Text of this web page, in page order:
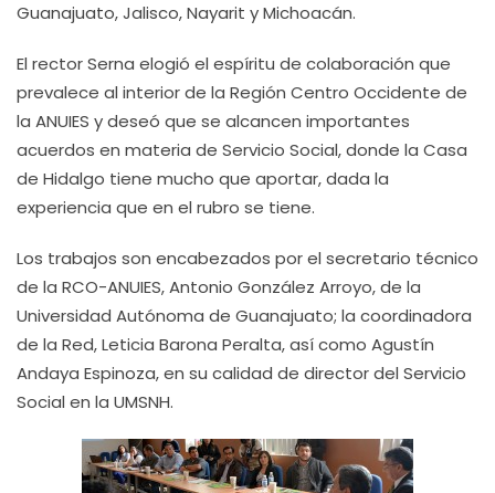
Guanajuato, Jalisco, Nayarit y Michoacán.
El rector Serna elogió el espíritu de colaboración que
prevalece al interior de la Región Centro Occidente de
la ANUIES y deseó que se alcancen importantes
acuerdos en materia de Servicio Social, donde la Casa
de Hidalgo tiene mucho que aportar, dada la
experiencia que en el rubro se tiene.
Los trabajos son encabezados por el secretario técnico
de la RCO-ANUIES, Antonio González Arroyo, de la
Universidad Autónoma de Guanajuato; la coordinadora
de la Red, Leticia Barona Peralta, así como Agustín
Andaya Espinoza, en su calidad de director del Servicio
Social en la UMSNH.